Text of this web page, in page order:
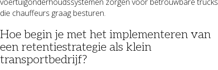
die chauffeurs graag besturen.
Hoe begin je met het implementeren van
een retentiestrategie als klein
transportbedrijf?